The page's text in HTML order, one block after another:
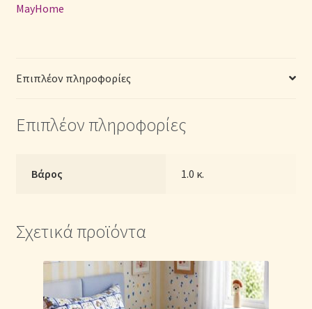
με
x
200cm
25cm)
MayHome
Επιπλέον πληροφορίες
Επιπλέον πληροφορίες
Βάρος 1.0 κ.
Σχετικά προϊόντα